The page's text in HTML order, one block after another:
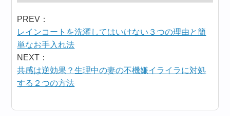
PREV：
レインコートを洗濯してはいけない３つの理由と簡
単なお手入れ法
NEXT：
共感は逆効果？生理中の妻の不機嫌イライラに対処
する２つの方法